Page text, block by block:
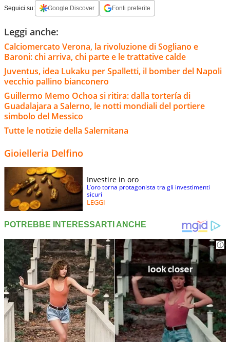
Seguici su: Google Discover Fonti preferite
Leggi anche:
Calciomercato Verona, la rivoluzione di Sogliano e
Baroni: chi arriva, chi parte e le trattative calde
Juventus, idea Lukaku per Spalletti, il bomber del Napoli
vecchio pallino bianconero
Guillermo Memo Ochoa si ritira: dalla tortería di
Guadalajara a Salerno, le notti mondiali del portiere
simbolo del Messico
Tutte le notizie della Salernitana
Gioielleria Delfino
Investire in oro
L’oro torna protagonista tra gli investimenti
sicuri
LEGGI